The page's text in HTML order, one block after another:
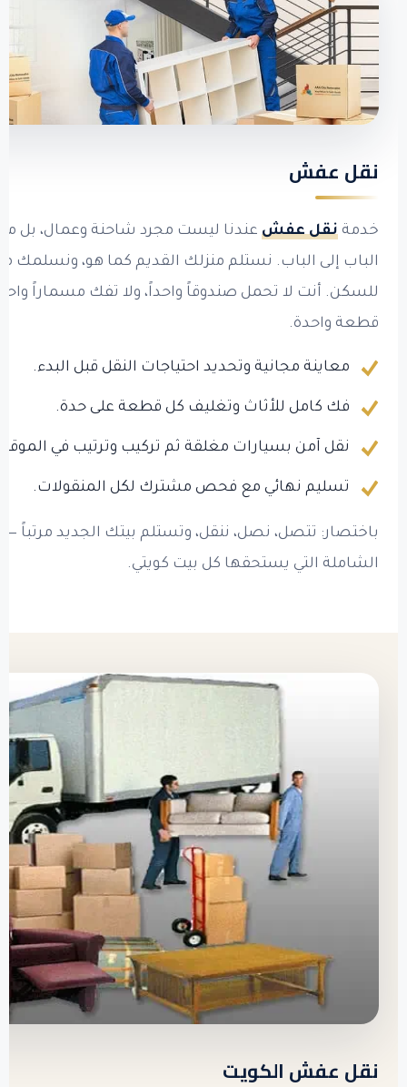
نقل عفش
خدمةنقل عفش عندنا ليست مجرد شاحنة وعمال، بل
الباب إلى الباب. نستلم منزلك القديم كما هو، ونسلمك
للسكن. أنت لا تحمل صندوقاً واحداً، ولا تفك مسماراً
قطعة واحدة.
معاينة مجانية وتحديد احتياجات النقل قبل البدء.
فك كامل للأثاث وتغليف كل قطعة على حدة.
نقل آمن بسيارات مغلقة ثم تركيب وترتيب في
تسليم نهائي مع فحص مشترك لكل المنقولات.
باختصار: تتصل، نصل، ننقل، وتستلم بيتك الجديد مرتباً
الشاملة التي يستحقها كل بيت كويتي.
نقل عفش الكويت